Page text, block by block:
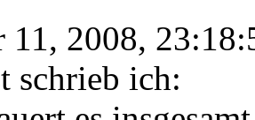
11, 2008,
schrieb ich: